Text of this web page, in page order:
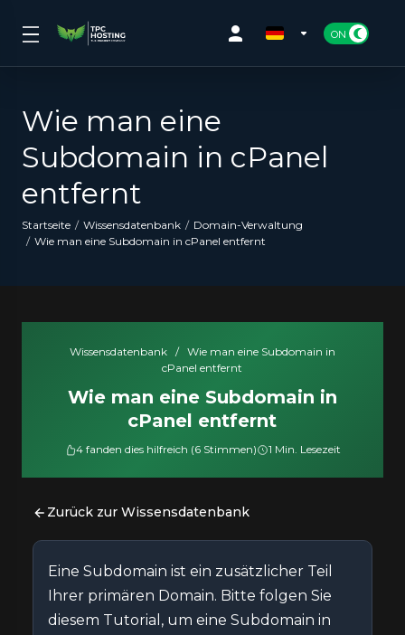
Wie man eine
Subdomain in cPanel
entfernt
Startseite Wissensdatenbank
Domain-Verwaltung
Wie man eine Subdomain in cPanel entfernt
Wissensdatenbank /
Wie man eine Subdomain in
cPanel entfernt
Wie man eine Subdomain in
cPanel entfernt
4 fanden dies hilfreich (6 Stimmen) 1 Min. Lesezeit
Zurück zur Wissensdatenbank
Eine Subdomain ist ein zusätzlicher Teil
Ihrer primären Domain. Bitte folgen Sie
diesem Tutorial, um eine Subdomain in